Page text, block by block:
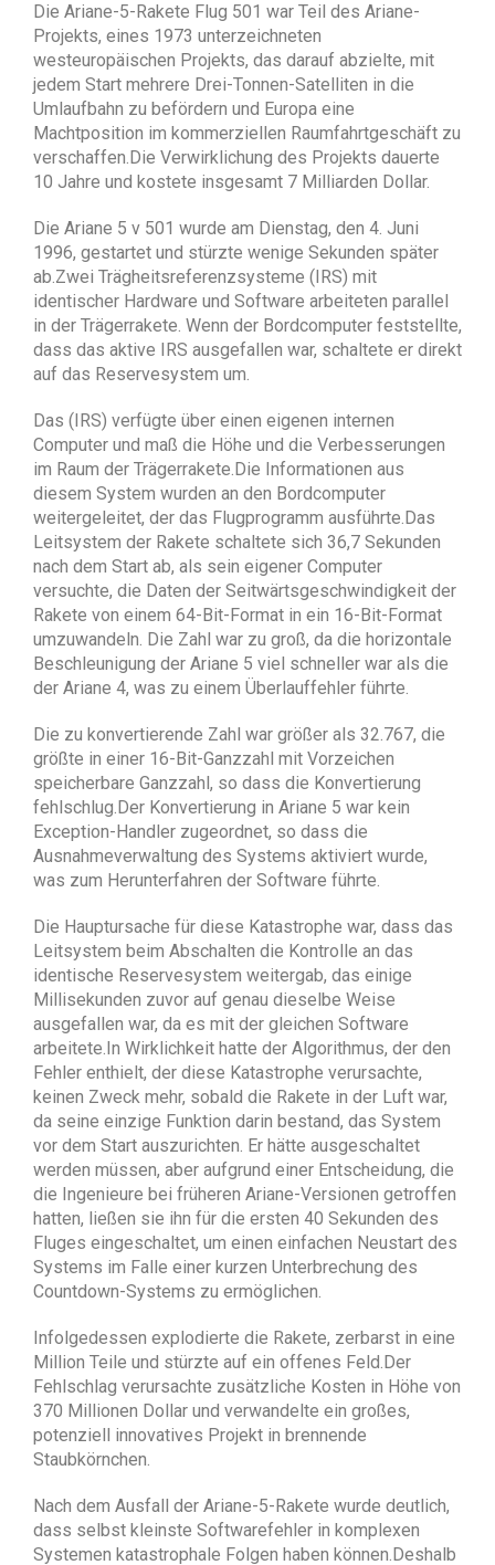
Die Ariane-5-Rakete Flug 501 war Teil des Ariane-
Projekts, eines 1973 unterzeichneten
westeuropäischen Projekts, das darauf abzielte, mit
jedem Start mehrere Drei-Tonnen-Satelliten in die
Umlaufbahn zu befördern und Europa eine
Machtposition im kommerziellen Raumfahrtgeschäft zu
verschaffen.Die Verwirklichung des Projekts dauerte
10 Jahre und kostete insgesamt 7 Milliarden Dollar.
Die Ariane 5 v 501 wurde am Dienstag, den 4. Juni
1996, gestartet und stürzte wenige Sekunden später
ab.Zwei Trägheitsreferenzsysteme (IRS) mit
identischer Hardware und Software arbeiteten parallel
in der Trägerrakete. Wenn der Bordcomputer feststellte,
dass das aktive IRS ausgefallen war, schaltete er direkt
auf das Reservesystem um.
Das (IRS) verfügte über einen eigenen internen
Computer und maß die Höhe und die Verbesserungen
im Raum der Trägerrakete.Die Informationen aus
diesem System wurden an den Bordcomputer
weitergeleitet, der das Flugprogramm ausführte.Das
Leitsystem der Rakete schaltete sich 36,7 Sekunden
nach dem Start ab, als sein eigener Computer
versuchte, die Daten der Seitwärtsgeschwindigkeit der
Rakete von einem 64-Bit-Format in ein 16-Bit-Format
umzuwandeln. Die Zahl war zu groß, da die horizontale
Beschleunigung der Ariane 5 viel schneller war als die
der Ariane 4, was zu einem Überlauffehler führte.
Die zu konvertierende Zahl war größer als 32.767, die
größte in einer 16-Bit-Ganzzahl mit Vorzeichen
speicherbare Ganzzahl, so dass die Konvertierung
fehlschlug.Der Konvertierung in Ariane 5 war kein
Exception-Handler zugeordnet, so dass die
Ausnahmeverwaltung des Systems aktiviert wurde,
was zum Herunterfahren der Software führte.
Die Hauptursache für diese Katastrophe war, dass das
Leitsystem beim Abschalten die Kontrolle an das
identische Reservesystem weitergab, das einige
Millisekunden zuvor auf genau dieselbe Weise
ausgefallen war, da es mit der gleichen Software
arbeitete.In Wirklichkeit hatte der Algorithmus, der den
Fehler enthielt, der diese Katastrophe verursachte,
keinen Zweck mehr, sobald die Rakete in der Luft war,
da seine einzige Funktion darin bestand, das System
vor dem Start auszurichten. Er hätte ausgeschaltet
werden müssen, aber aufgrund einer Entscheidung, die
die Ingenieure bei früheren Ariane-Versionen getroffen
hatten, ließen sie ihn für die ersten 40 Sekunden des
Fluges eingeschaltet, um einen einfachen Neustart des
Systems im Falle einer kurzen Unterbrechung des
Countdown-Systems zu ermöglichen.
Infolgedessen explodierte die Rakete, zerbarst in eine
Million Teile und stürzte auf ein offenes Feld.Der
Fehlschlag verursachte zusätzliche Kosten in Höhe von
370 Millionen Dollar und verwandelte ein großes,
potenziell innovatives Projekt in brennende
Staubkörnchen.
Nach dem Ausfall der Ariane-5-Rakete wurde deutlich,
dass selbst kleinste Softwarefehler in komplexen
Systemen katastrophale Folgen haben können.Deshalb